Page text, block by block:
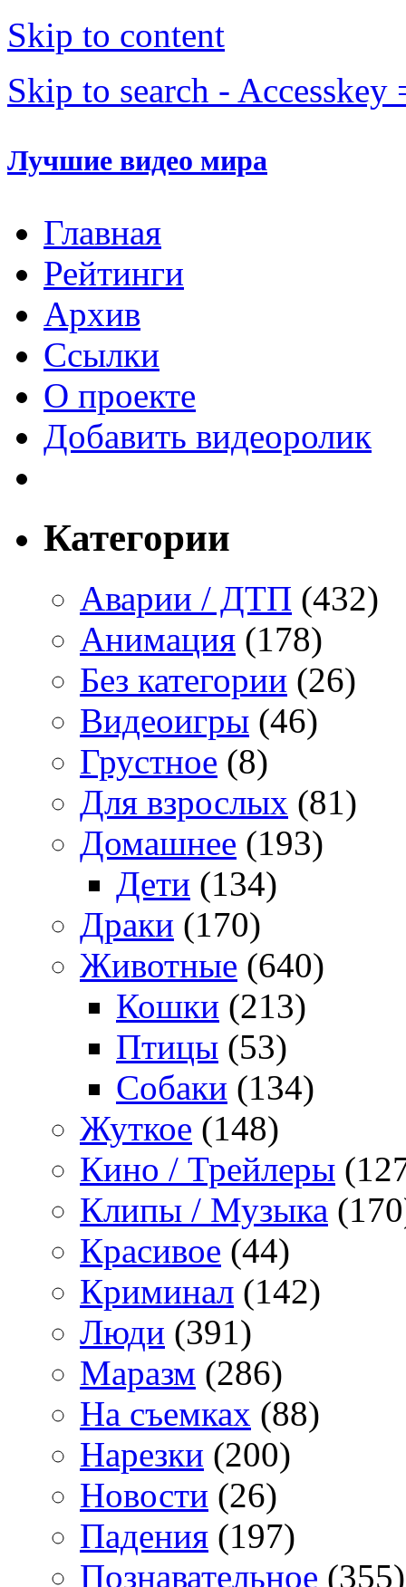
Skip to content
Skip to search - Accesskey
Лучшие видео мира
Главная
Рейтинги
Архив
Ссылки
О проекте
Добавить видеоролик
Категории
Аварии / ДТП (432)
Анимация (178)
Без категории (26)
Видеоигры (46)
Грустное (8)
Для взрослых (81)
Домашнее (193)
Дети (134)
Драки (170)
Животные (640)
Кошки (213)
Птицы (53)
Собаки (134)
Жуткое (148)
Кино / Трейлеры
Клипы / Музыка
Красивое (44)
Криминал (142)
Люди (391)
Маразм (286)
На съемках (88)
Нарезки (200)
Новости (26)
Падения (197)
Познавательное (355)